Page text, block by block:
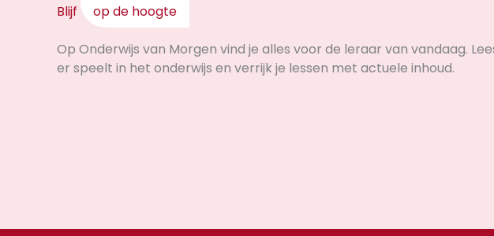
Blijf op de hoogte
Op Onderwijs van Morgen vind je alles voor de leraar van vandaag.
er speelt in het onderwijs en verrijk je lessen met actuele inhoud.